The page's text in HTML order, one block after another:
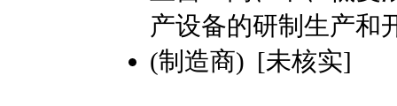
产设备的研制生产和
(制造商) [未核实]